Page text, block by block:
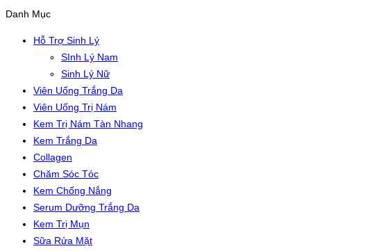
Danh Mục
Hỗ Trợ Sinh Lý
SInh Lý Nam
Sinh Lý Nữ
Viên Uống Trắng Da
Viên Uống Trị Nám
Kem Trị Nám Tàn Nhang
Kem Trắng Da
Collagen
Chăm Sóc Tóc
Kem Chống Nắng
Serum Dưỡng Trắng Da
Kem Trị Mụn
Sữa Rửa Mặt